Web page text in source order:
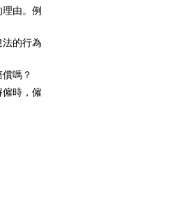
由。例
的行為
嗎？
時，僱